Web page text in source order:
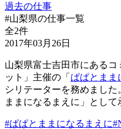
過去の仕事
#山梨県の仕事一覧
全2件
2017年03月26日
山梨県富士吉田市にある
ット」主催の「 ぱぱとまま
シリテーターを務めまし
ままになるまえに」として
#ぱぱとままになるまえに